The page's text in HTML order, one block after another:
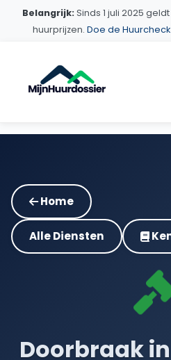
Belangrijk: Sinds 1 juli 2025
huurprijzen. Doe de Huurcheck
Home
Alle Diensten
Doorbraak